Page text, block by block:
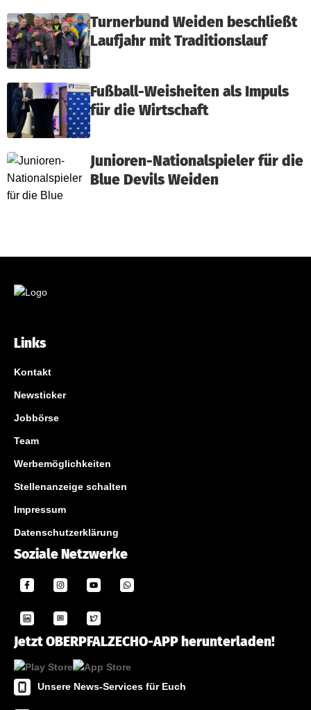
Turnerbund Weiden beschließt
Laufjahr mit Traditionslauf
Fußball-Weisheiten als Impuls
für die Wirtschaft
Junioren-Nationalspieler für die
Blue Devils Weiden
Links
Kontakt
Newsticker
Jobbörse
Team
Werbemöglichkeiten
Stellenanzeige schalten
Impressum
Datenschutzerklärung
Soziale Netzwerke
Jetzt OBERPFALZECHO-APP herunterladen!
Unsere News-Services für Euch